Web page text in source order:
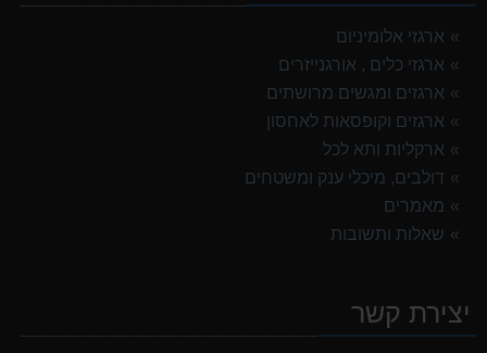
ארגזי אלומיניום
ארגזי כלים , אורגנייזרים
ארגזים ומגשים מרושתים
ארגזים וקופסאות לאחסון
ארקליות ותא לכל
דולבים, מיכלי ענק ומשטחים
מאמרים
שאלות ותשובות
יצירת קשר